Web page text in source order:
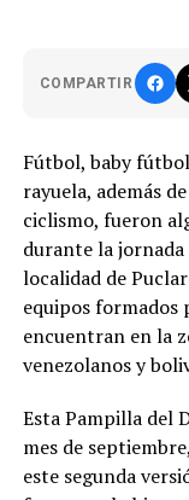
COMPARTIR
Fútbol, baby
rayuela, además
ciclismo, fueron
durante la
localidad de
equipos formados
encuentran en la
venezolanos y
Esta Pampilla del
mes de
este segunda